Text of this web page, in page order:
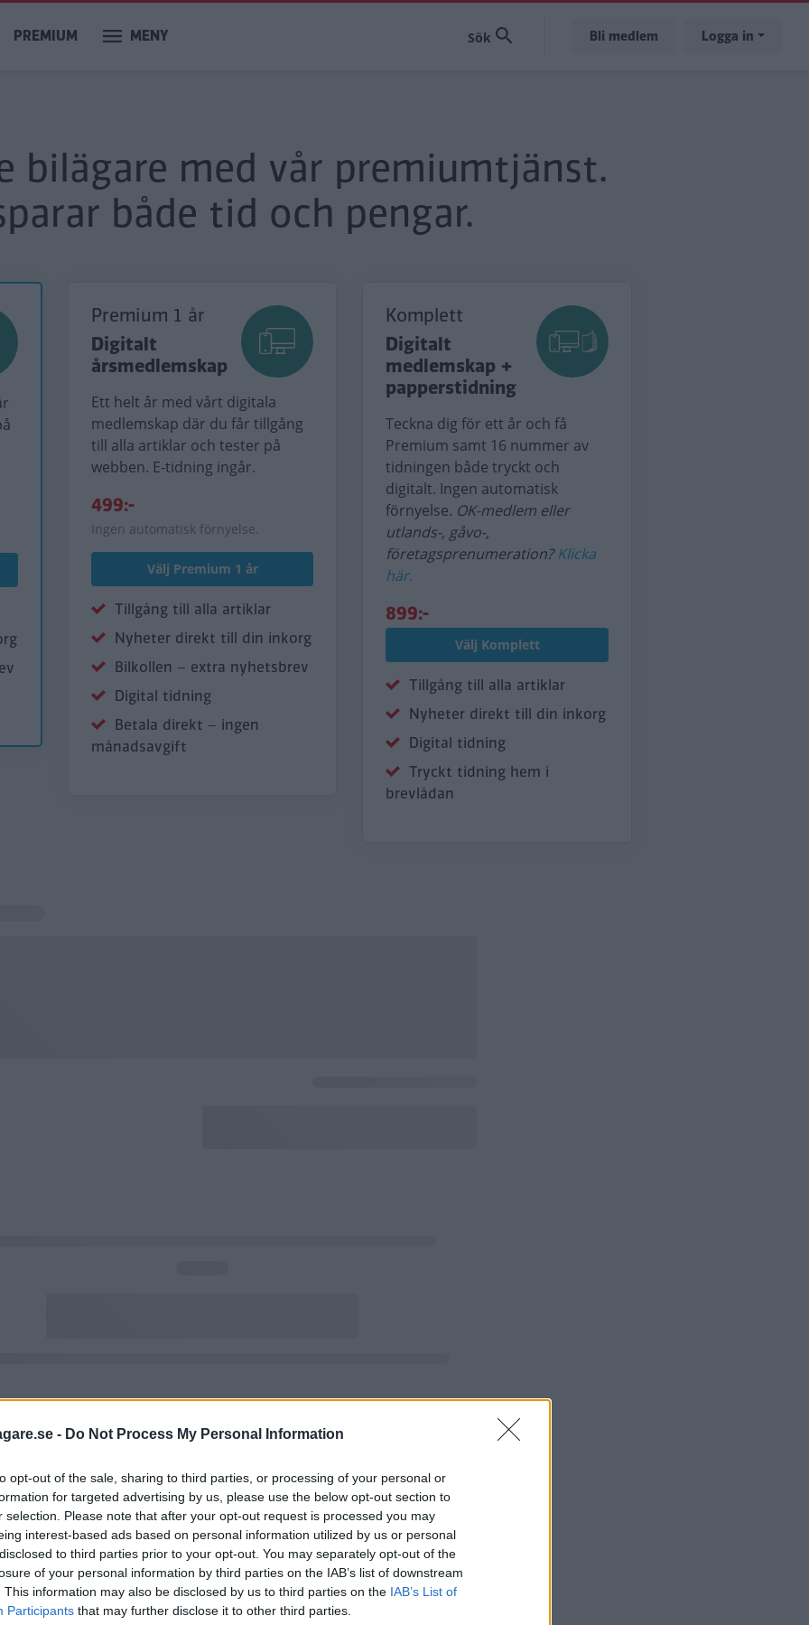
- Do Not Process My Personal Information
opt-out of the sale, sharing to third parties, or processing of your personal or
for targeted advertising by us, please use the below opt-out section to
selection. Please note that after your opt-out request is processed you may
interest-based ads based on personal information utilized by us or personal
to third parties prior to your opt-out. You may separately opt-out of the
of your personal information by third parties on the IAB’s list of downstream
This information may also be disclosed by us to third parties on the IAB’s List of
Participants that may further disclose it to other third parties.
PREMIUM MENY Bli medlem Logga in
bilägare med vår premiumtjänst.
både tid och pengar.
Premium 1 år
Digitalt
årsmedlemskap
Ett helt år med vårt digitala
medlemskap där du får tillgång
till alla artiklar och tester på
webben. E-tidning ingår.
499:-
Ingen automatisk förnyelse.
Välj Premium 1 år
Tillgång till alla artiklar
Nyheter direkt till din inkorg
Bilkollen – extra nyhetsbrev
Digital tidning
Betala direkt – ingen
månadsavgift
Komplett
Digitalt
medlemskap +
papperstidning
Teckna dig för ett år och få
Premium samt 16 nummer av
tidningen både tryckt och
digitalt. Ingen automatisk
förnyelse. OK-medlem eller
utlands-, gåvo-,
företagsprenumeration?Klicka
här.
899:-
Välj Komplett
Tillgång till alla artiklar
Nyheter direkt till din inkorg
Digital tidning
Tryckt tidning hem i
brevlådan